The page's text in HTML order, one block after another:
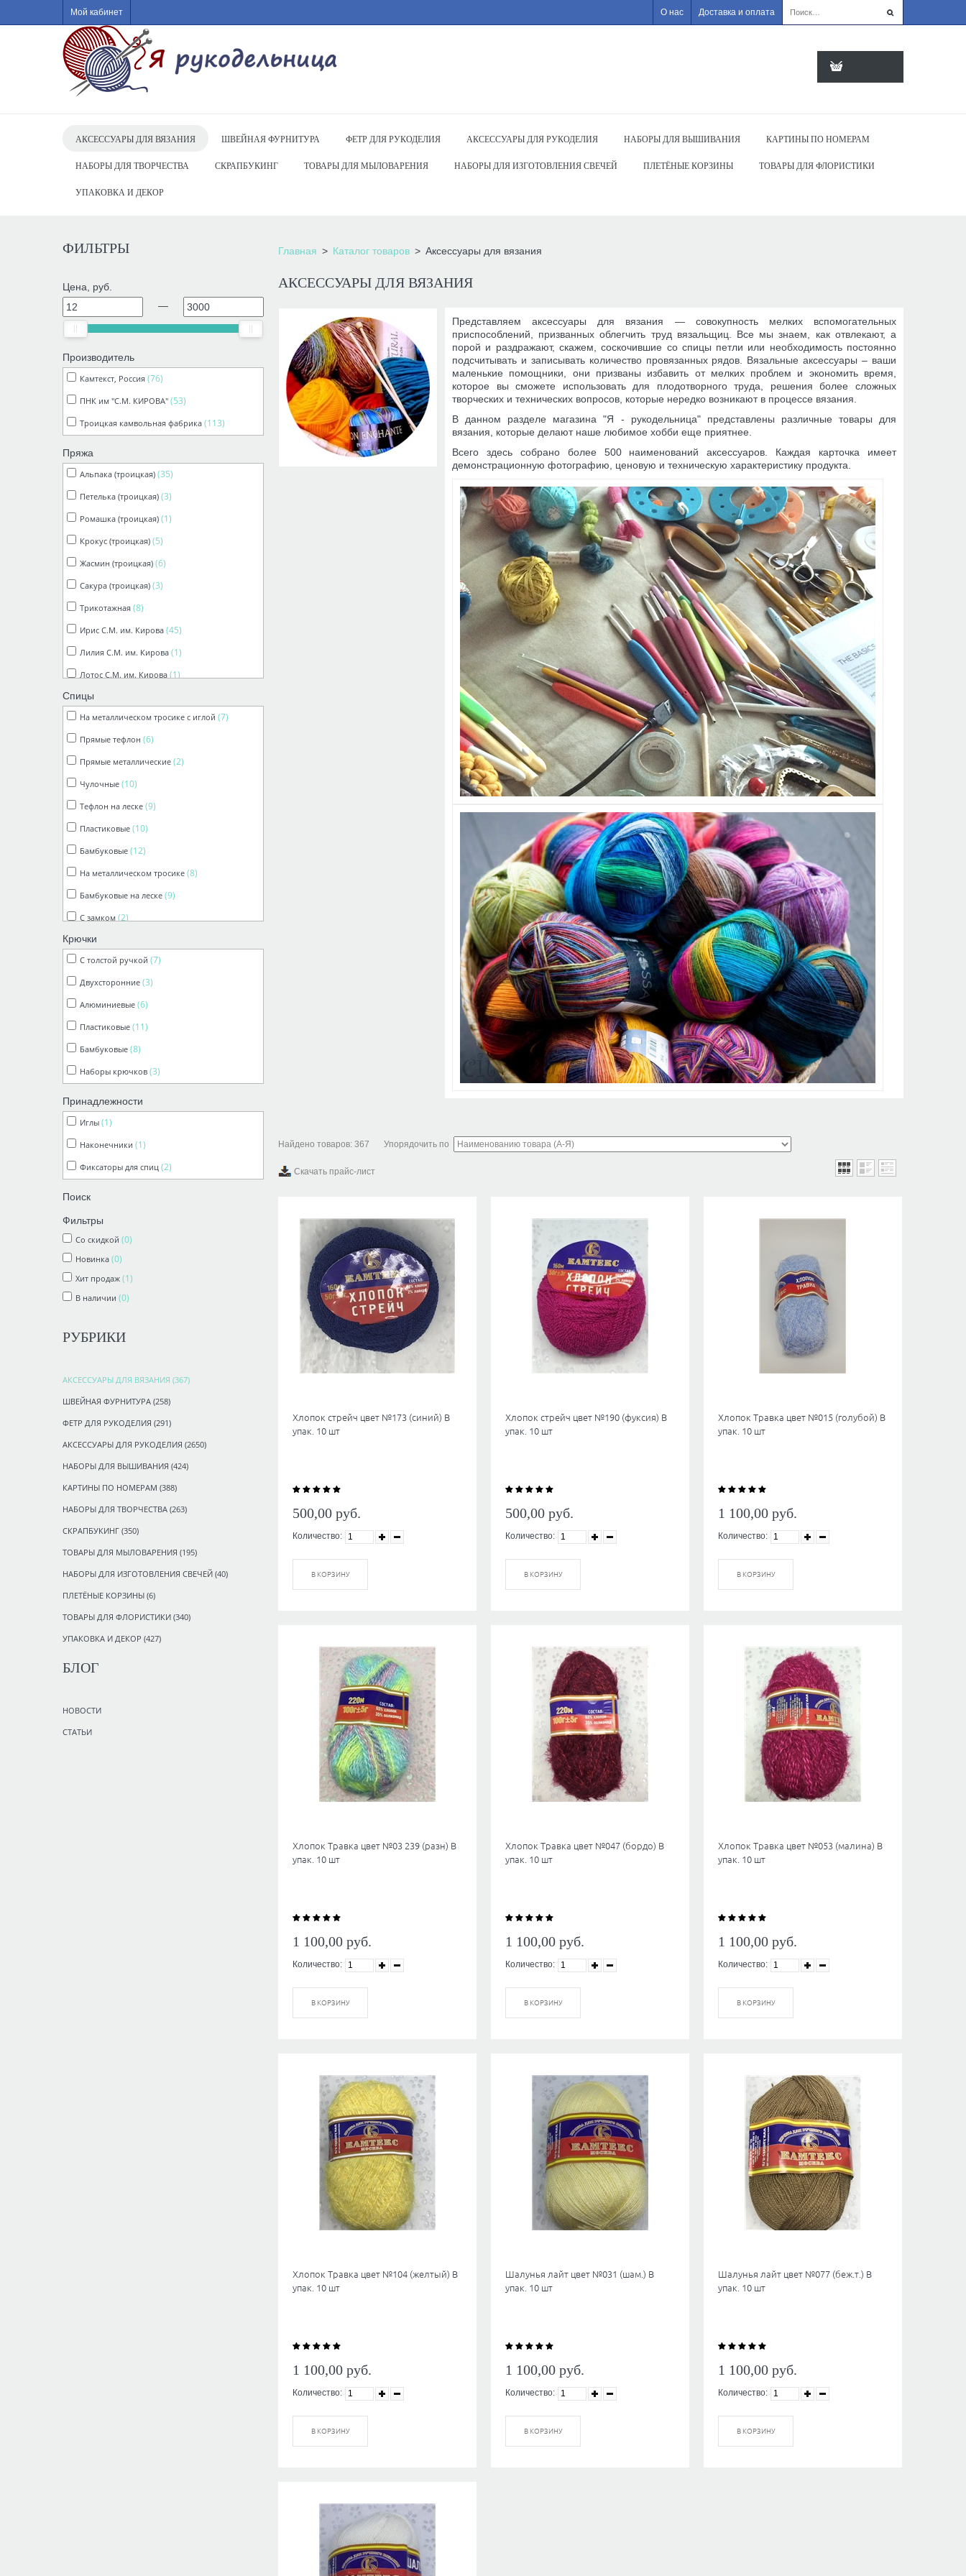
Мой кабинет О нас Доставка и оплата
АКСЕССУАРЫ ДЛЯ ВЯЗАНИЯ ШВЕЙНАЯ ФУРНИТУРА ФЕТР ДЛЯ РУКОДЕЛИЯ АКСЕССУАРЫ ДЛЯ РУКОДЕЛИЯ НАБОРЫ ДЛЯ ВЫШИВАНИЯ КАРТИНЫ ПО НОМЕРАМ
НАБОРЫ ДЛЯ ТВОРЧЕСТВА СКРАПБУКИНГ ТОВАРЫ ДЛЯ МЫЛОВАРЕНИЯ НАБОРЫ ДЛЯ ИЗГОТОВЛЕНИЯ СВЕЧЕЙ ПЛЕТЁНЫЕ КОРЗИНЫ ТОВАРЫ ДЛЯ ФЛОРИСТИКИ
УПАКОВКА И ДЕКОР
ФИЛЬТРЫ
Цена, руб.
—
Производитель
Камтекст, Россия (76)
ПНК им "С.М. КИРОВА" (53)
Троицкая камвольная фабрика (113)
Пряжа
Альпака (троицкая) (35)
Петелька (троицкая) (3)
Ромашка (троицкая) (1)
Крокус (троицкая) (5)
Жасмин (троицкая) (6)
Сакура (троицкая) (3)
Трикотажная (8)
Ирис С.М. им. Кирова (45)
Лилия С.М. им. Кирова (1)
Лотос С.М. им. Кирова (1)
Нарцисс С.М. им. Кирова
Роза С.М. им. Кирова (1)
Ромашка С.М. им. Кирова
Фиалка С.М. им. Кирова (1)
Кружевница С.М. им. Кирова
Шалунья (3)
Денди (6)
Хлопок Мерсеризованный
Хлопок Травка (5)
Нико (8)
Бонди (3)
Хлопок стрейч
Травка (16)
Бамбук стрейч (6)
Зефир (1)
Новозеландская (7)
Вирджиния (20)
Азалия (1)
Алиса (11)
Водопад
Каскад (3)
Лада (1)
Спицы
На металлическом тросике с иглой (7)
Прямые тефлон (6)
Прямые металлические (2)
Чулочные (10)
Тефлон на леске (9)
Пластиковые (10)
Бамбуковые (12)
На металлическом тросике (8)
Бамбуковые на леске (9)
С замком (2)
Крючки
С толстой ручкой (7)
Двухсторонние (3)
Алюминиевые (6)
Пластиковые (11)
Бамбуковые (8)
Наборы крючков (3)
Принадлежности
Иглы (1)
Наконечники (1)
Фиксаторы для спиц (2)
Поиск
Фильтры
Со скидкой (0)
Новинка (0)
Хит продаж (1)
В наличии (0)
РУБРИКИ
АКСЕССУАРЫ ДЛЯ ВЯЗАНИЯ (367)
ШВЕЙНАЯ ФУРНИТУРА (258)
ФЕТР ДЛЯ РУКОДЕЛИЯ (291)
АКСЕССУАРЫ ДЛЯ РУКОДЕЛИЯ (2650)
НАБОРЫ ДЛЯ ВЫШИВАНИЯ (424)
КАРТИНЫ ПО НОМЕРАМ (388)
НАБОРЫ ДЛЯ ТВОРЧЕСТВА (263)
СКРАПБУКИНГ (350)
ТОВАРЫ ДЛЯ МЫЛОВАРЕНИЯ (195)
НАБОРЫ ДЛЯ ИЗГОТОВЛЕНИЯ СВЕЧЕЙ (40)
ПЛЕТЁНЫЕ КОРЗИНЫ (6)
ТОВАРЫ ДЛЯ ФЛОРИСТИКИ (340)
УПАКОВКА И ДЕКОР (427)
БЛОГ
НОВОСТИ
СТАТЬИ
Главная Каталог товаров Аксессуары для вязания
АКСЕССУАРЫ ДЛЯ ВЯЗАНИЯ
Представляем аксессуары для вязания — совокупность мелких вспомогательных
приспособлений, призванных облегчить труд вязальщиц. Все мы знаем, как отвлекают, а
порой и раздражают, скажем, соскочившие со спицы петли или необходимость постоянно
подсчитывать и записывать количество провязанных рядов. Вязальные аксессуары – ваши
маленькие помощники, они призваны избавить от мелких проблем и экономить время,
которое вы сможете использовать для плодотворного труда, решения более сложных
творческих и технических вопросов, которые нередко возникают в процессе вязания.
В данном разделе магазина "Я - рукодельница" представлены различные товары для
вязания, которые делают наше любимое хобби еще приятнее.
Всего здесь собрано более 500 наименований аксессуаров. Каждая карточка имеет
демонстрационную фотографию, ценовую и техническую характеристику продукта.
Найдено товаров: 367 Упорядочить по
Скачать прайс-лист
Хлопок стрейч цвет №173 (синий) В
упак. 10 шт
500,00 руб.
Количество:
В КОРЗИНУ
Хлопок стрейч цвет №190 (фуксия) В
упак. 10 шт
500,00 руб.
Количество:
В КОРЗИНУ
Хлопок Травка цвет №015 (голубой) В
упак. 10 шт
1 100,00 руб.
Количество:
В КОРЗИНУ
Хлопок Травка цвет №03 239 (разн) В
упак. 10 шт
1 100,00 руб.
Количество:
В КОРЗИНУ
Хлопок Травка цвет №047 (бордо) В
упак. 10 шт
1 100,00 руб.
Количество:
В КОРЗИНУ
Хлопок Травка цвет №053 (малина) В
упак. 10 шт
1 100,00 руб.
Количество:
В КОРЗИНУ
Хлопок Травка цвет №104 (желтый) В
упак. 10 шт
1 100,00 руб.
Количество:
В КОРЗИНУ
Шалунья лайт цвет №031 (шам.) В
упак. 10 шт
1 100,00 руб.
Количество:
В КОРЗИНУ
Шалунья лайт цвет №077 (беж.т.) В
упак. 10 шт
1 100,00 руб.
Количество:
В КОРЗИНУ